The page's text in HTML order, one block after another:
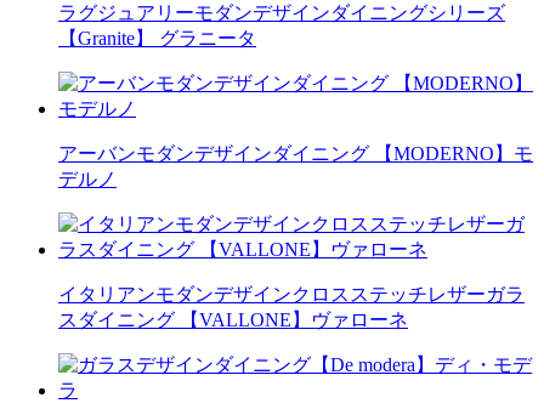
ラグジュアリーモダンデザインダイニングシリーズ
【Granite】 グラニータ
アーバンモダンデザインダイニング 【MODERNO】モ
デルノ
イタリアンモダンデザインクロスステッチレザーガラ
スダイニング 【VALLONE】ヴァローネ